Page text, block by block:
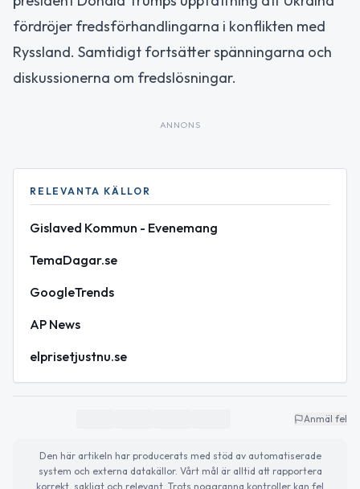
fördröjer fredsförhandlingarna i konflikten med
Ryssland. Samtidigt fortsätter spänningarna och
diskussionerna om fredslösningar.
ANNONS
RELEVANTA KÄLLOR
Gislaved Kommun - Evenemang
TemaDagar.se
GoogleTrends
AP News
elprisetjustnu.se
Anmäl fel
Den här artikeln har producerats med stöd av automatiserade
system och externa datakällor. Vårt mål är alltid att rapportera
korrekt, sakligt och relevant. Trots noggranna kontroller kan fel